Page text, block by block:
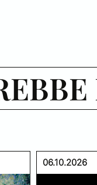
06.10.2026